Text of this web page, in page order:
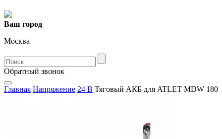
Ваш город
Москва
Oбратный звонок
Главная Напряжение 24 В Тяговый АКБ для ATLET MDW 180